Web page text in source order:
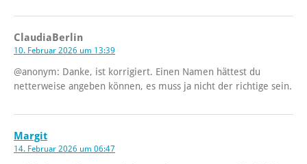
ClaudiaBerlin
10. Februar 2026 um 13:39
@anonym: Danke, ist korrigiert. Einen Namen hättest du
netterweise angeben können, es muss ja nicht der richtige sein.
Margit
14. Februar 2026 um 06:47